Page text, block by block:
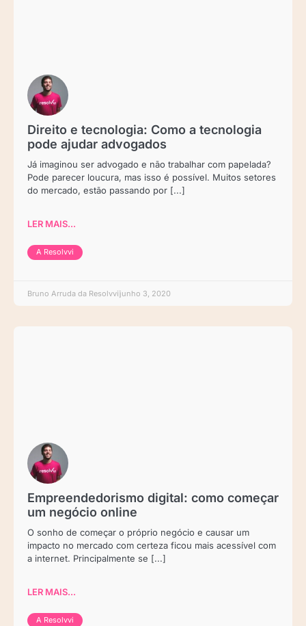
Direito e tecnologia: Como a tecnologia
pode ajudar advogados
Já imaginou ser advogado e não trabalhar com papelada?
Pode parecer loucura, mas isso é possível. Muitos setores
do mercado, estão passando por [...]
LER MAIS...
A Resolvvi
Bruno Arruda da Resolvvi junho 3, 2020
Empreendedorismo digital: como começar
um negócio online
O sonho de começar o próprio negócio e causar um
impacto no mercado com certeza ficou mais acessível com
a internet. Principalmente se [...]
LER MAIS...
A Resolvvi